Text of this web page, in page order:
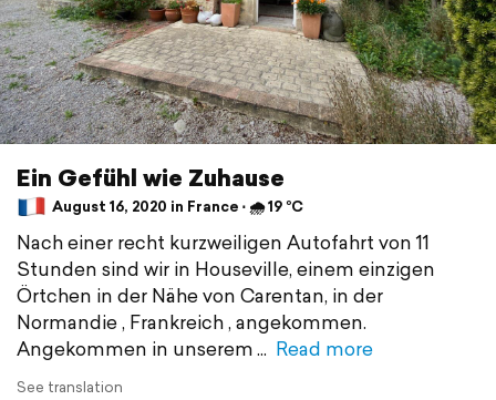
Ein Gefühl wie Zuhause
August 16, 2020 in France ⋅ 🌧 19 °C
Nach einer recht kurzweiligen Autofahrt von 11
Stunden sind wir in Houseville, einem einzigen
Örtchen in der Nähe von Carentan, in der
Normandie , Frankreich , angekommen.
Angekommen in unserem
Read more
See translation